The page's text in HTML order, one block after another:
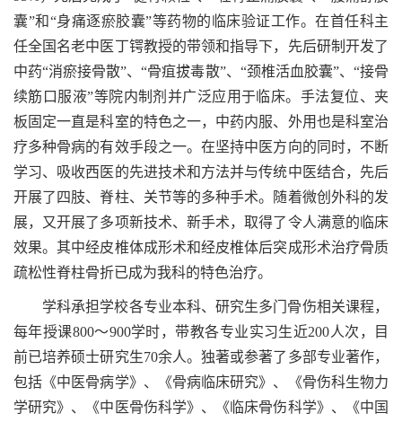
囊”和“身痛逐瘀胶囊”等药物的临床验证工作。在首任科主
任全国名老中医丁锷教授的带领和指导下，先后研制开发了
中药“消瘀接骨散”、“骨疽拔毒散”、“颈椎活血胶囊”、“接骨
续筋口服液”等院内制剂并广泛应用于临床。手法复位、夹
板固定一直是科室的特色之一，中药内服、外用也是科室治
疗多种骨病的有效手段之一。在坚持中医方向的同时，不断
学习、吸收西医的先进技术和方法并与传统中医结合，先后
开展了四肢、脊柱、关节等的多种手术。随着微创外科的发
展，又开展了多项新技术、新手术，取得了令人满意的临床
效果。其中经皮椎体成形术和经皮椎体后突成形术治疗骨质
疏松性脊柱骨折已成为我科的特色治疗。
学科承担学校各专业本科、研究生多门骨伤相关课程，
每年授课800～900学时，带教各专业实习生近200人次，目
前已培养硕士研究生70余人。独著或参著了多部专业著作，
包括《中医骨病学》、《骨病临床研究》、《骨伤科生物力
学研究》、《中医骨伤科学》、《临床骨伤科学》、《中国